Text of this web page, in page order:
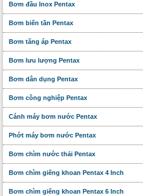
Bơm đầu Inox Pentax
Bơm biến tần Pentax
Bơm tăng áp Pentax
Bơm lưu lượng Pentax
Bơm dân dụng Pentax
Bơm công nghiệp Pentax
Cánh máy bơm nước Pentax
Phớt máy bơm nước Pentax
Bơm chìm nước thải Pentax
Bơm chìm giếng khoan Pentax 4 Inch
Bơm chìm giếng khoan Pentax 6 Inch